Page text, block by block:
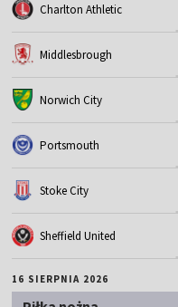
Charlton Athletic
Middlesbrough
Norwich City
Portsmouth
Stoke City
Sheffield United
16 SIERPNIA 2026